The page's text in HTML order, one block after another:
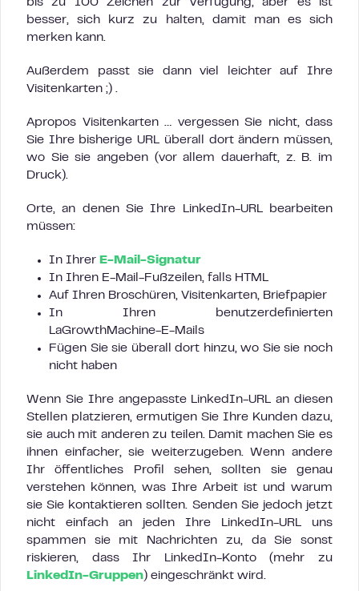
bis zu 100 Zeichen zur Verfügung, aber es ist
besser, sich kurz zu halten, damit man es sich
merken kann.
Außerdem passt sie dann viel leichter auf Ihre
Visitenkarten ;) .
Apropos Visitenkarten … vergessen Sie nicht, dass
Sie Ihre bisherige URL überall dort ändern müssen,
wo Sie sie angeben (vor allem dauerhaft, z. B. im
Druck).
Orte, an denen Sie Ihre LinkedIn-URL bearbeiten
müssen:
In Ihrer E-Mail-Signatur
In Ihren E-Mail-Fußzeilen, falls HTML
Auf Ihren Broschüren, Visitenkarten, Briefpapier
In Ihren benutzerdefinierten
LaGrowthMachine-E-Mails
Fügen Sie sie überall dort hinzu, wo Sie sie noch
nicht haben
Wenn Sie Ihre angepasste LinkedIn-URL an diesen
Stellen platzieren, ermutigen Sie Ihre Kunden dazu,
sie auch mit anderen zu teilen. Damit machen Sie es
ihnen einfacher, sie weiterzugeben. Wenn andere
Ihr öffentliches Profil sehen, sollten sie genau
verstehen können, was Ihre Arbeit ist und warum
sie Sie kontaktieren sollten. Senden Sie jedoch jetzt
nicht einfach an jeden Ihre LinkedIn-URL uns
spammen sie mit Nachrichten zu, da Sie sonst
riskieren, dass Ihr LinkedIn-Konto (mehr zu
LinkedIn-Gruppen) eingeschränkt wird.